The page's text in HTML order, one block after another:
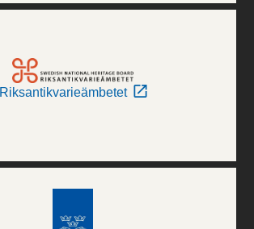
Riksantikvarieämbetet